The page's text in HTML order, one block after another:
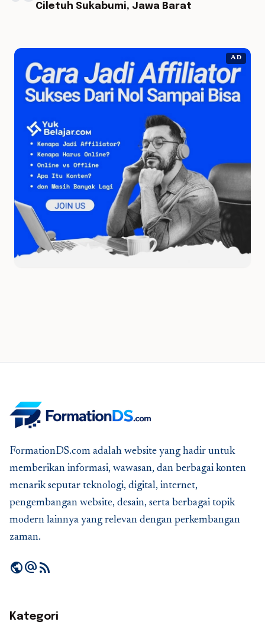
Ciletuh Sukabumi, Jawa Barat
AD
FormationDS.com adalah website yang hadir untuk
memberikan informasi, wawasan, dan berbagai konten
menarik seputar teknologi, digital, internet,
pengembangan website, desain, serta berbagai topik
modern lainnya yang relevan dengan perkembangan
zaman.
publicalternate_emailrss_feed
Kategori